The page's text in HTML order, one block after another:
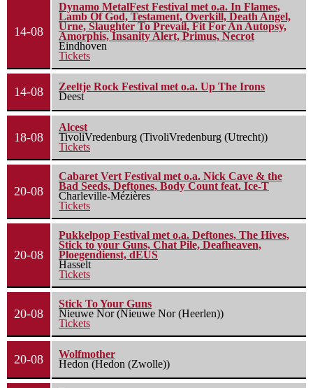
14-08
Dynamo MetalFest Festival met o.a. In Flames,
Lamb Of God, Testament, Overkill, Death Angel,
Urne, Slaughter To Prevail, Fit For An Autopsy,
Amorphis, Insanity Alert, Primus, Necrot
Eindhoven
Tickets
14-08
Zeeltje Rock Festival met o.a. Up The Irons
Deest
18-08
Alcest
TivoliVredenburg (TivoliVredenburg (Utrecht))
Tickets
20-08
Cabaret Vert Festival met o.a. Nick Cave & the
Bad Seeds, Deftones, Body Count feat. Ice-T
Charleville-Mézières
Tickets
20-08
Pukkelpop Festival met o.a. Deftones, The Hives,
Stick to your Guns, Chat Pile, Deafheaven,
Ploegendienst, dEUS
Hasselt
Tickets
20-08
Stick To Your Guns
Nieuwe Nor (Nieuwe Nor (Heerlen))
Tickets
20-08
Wolfmother
Hedon (Hedon (Zwolle))